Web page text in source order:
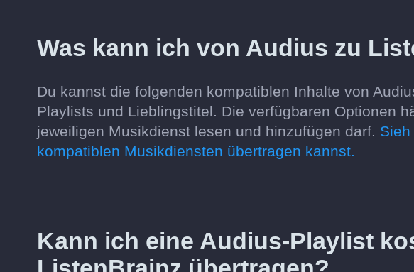
Was kann ich von Audius zu
Du kannst die folgenden kompatiblen Inhalte von
Playlists und Lieblingstitel. Die verfügbaren Optionen
jeweiligen Musikdienst lesen und hinzufügen darf.
kompatiblen Musikdiensten übertragen kannst.
Kann ich eine Audius-Playlist